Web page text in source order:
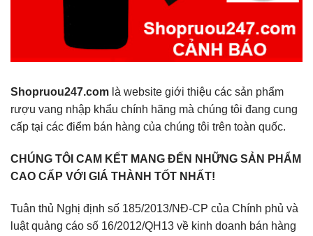
Shopruou247.com là website giới thiệu các sản phẩm
rượu vang nhập khẩu chính hãng mà chúng tôi đang cung
cấp tại các điểm bán hàng của chúng tôi trên toàn quốc.
CHÚNG TÔI CAM KẾT MANG ĐẾN NHỮNG SẢN PHẨM
CAO CẤP VỚI GIÁ THÀNH TỐT NHẤT!
Tuân thủ Nghị định số 185/2013/NĐ-CP của Chính phủ và
luật quảng cáo số 16/2012/QH13 về kinh doanh bán hàng